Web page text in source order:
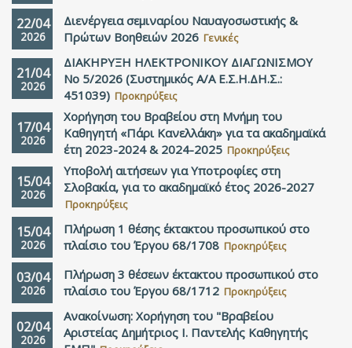
22/04
2026
Διενέργεια σεμιναρίου Ναυαγοσωστικής &
Πρώτων Βοηθειών 2026 Γενικές
21/04
2026
ΔΙΑΚΗΡΥΞΗ ΗΛΕΚΤΡΟΝΙΚΟΥ ΔΙΑΓΩΝΙΣΜΟΥ
Νο 5/2026 (Συστημικός Α/Α Ε.Σ.Η.ΔΗ.Σ.:
451039) Προκηρύξεις
17/04
2026
Χορήγηση του Βραβείου στη Μνήμη του
Καθηγητή «Πάρι Κανελλάκη» για τα ακαδημαϊκά
έτη 2023-2024 & 2024-2025 Προκηρύξεις
15/04
2026
Υποβολή αιτήσεων για Υποτροφίες στη
Σλοβακία, για το ακαδημαϊκό έτος 2026-2027
Προκηρύξεις
15/04
2026
Πλήρωση 1 θέσης έκτακτου προσωπικού στο
πλαίσιο του Έργου 68/1708 Προκηρύξεις
03/04
2026
Πλήρωση 3 θέσεων έκτακτου προσωπικού στο
πλαίσιο του Έργου 68/1712 Προκηρύξεις
02/04
2026
Ανακοίνωση: Χορήγηση του "Βραβείου
Αριστείας Δημήτριος Ι. Παντελής Καθηγητής